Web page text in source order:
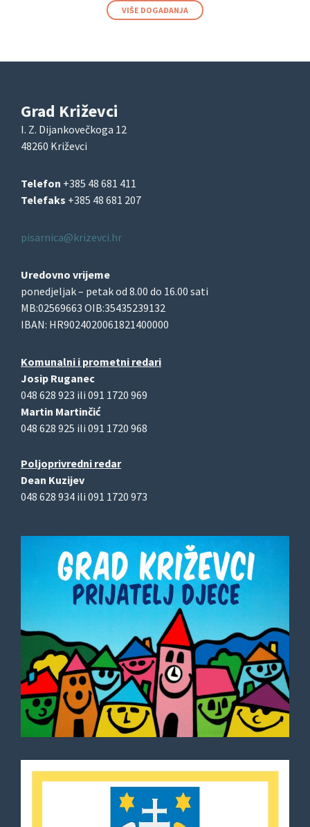
VIŠE DOGAĐANJA
Grad Križevci
I. Z. Dijankovečkoga 12
48260 Križevci
Telefon +385 48 681 411
Telefaks +385 48 681 207
pisarnica@krizevci.hr
Uredovno vrijeme
ponedjeljak – petak od 8.00 do 16.00 sati
MB:02569663 OIB:35435239132
IBAN: HR9024020061821400000
Komunalni i prometni redari
Josip Ruganec
048 628 923 ili 091 1720 969
Martin Martinčić
048 628 925 ili 091 1720 968
Poljoprivredni redar
Dean Kuzijev
048 628 934 ili 091 1720 973